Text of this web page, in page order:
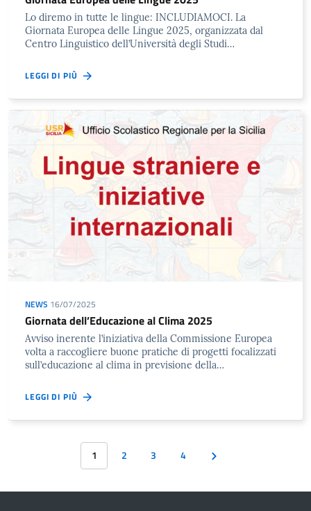
Lo diremo in tutte le lingue: INCLUDIAMOCI. La
Giornata Europea delle Lingue 2025, organizzata dal
Centro Linguistico dell’Università degli Studi…
LEGGI DI PIÙ
NEWS 16/07/2025
Giornata dell’Educazione al Clima 2025
Avviso inerente l’iniziativa della Commissione Europea
volta a raccogliere buone pratiche di progetti focalizzati
sull’educazione al clima in previsione della…
LEGGI DI PIÙ
1 2 3 4